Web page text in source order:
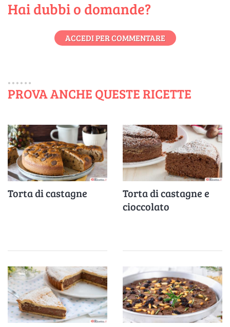
Hai dubbi o domande?
ACCEDI PER COMMENTARE
PROVA ANCHE QUESTE RICETTE
Torta di castagne
Torta di castagne e
cioccolato